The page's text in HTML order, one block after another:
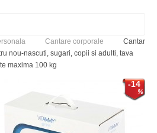
Cantare corporale
Cantar
nou-nascuti, sugari, copii si adulti, tava
maxima 100 kg
-14